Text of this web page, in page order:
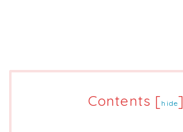
Contents [hide]